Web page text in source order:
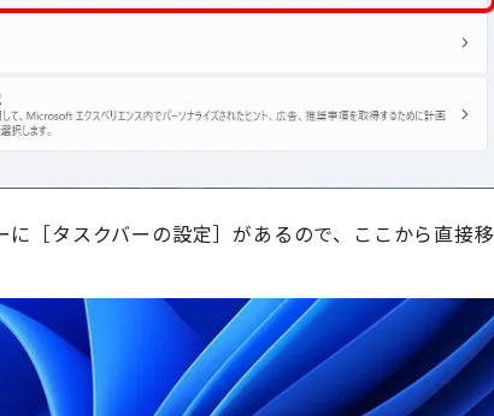
［タスクバーの設定］があるので、ここから直接移